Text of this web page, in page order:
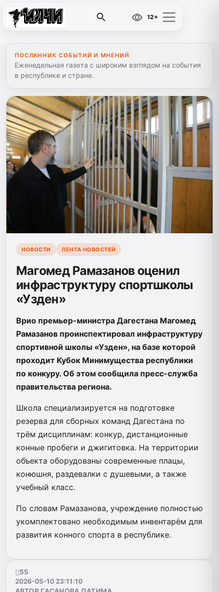
12+
ПОСЛАННИК СОБЫТИЙ И МНЕНИЙ
Еженедельная газета с широким взглядом на события
в республике и стране.
НОВОСТИ ЛЕНТА НОВОСТЕЙ
Магомед Рамазанов оценил
инфраструктуру спортшколы
«Узден»
Врио премьер-министра Дагестана Магомед
Рамазанов проинспектировал инфраструктуру
спортивной школы «Узден», на базе которой
проходит Кубок Минимущества республики
по конкуру. Об этом сообщила пресс-служба
правительства региона.
Школа специализируется на подготовке
резерва для сборных команд Дагестана по
трём дисциплинам: конкур, дистанционные
конные пробеги и джигитовка. На территории
объекта оборудованы современные плацы,
конюшня, раздевалки с душевыми, а также
учебный класс.
По словам Рамазанова, учреждение полностью
укомплектовано необходимым инвентарём для
развития конного спорта в республике.
55
2026-05-10 23:11:10